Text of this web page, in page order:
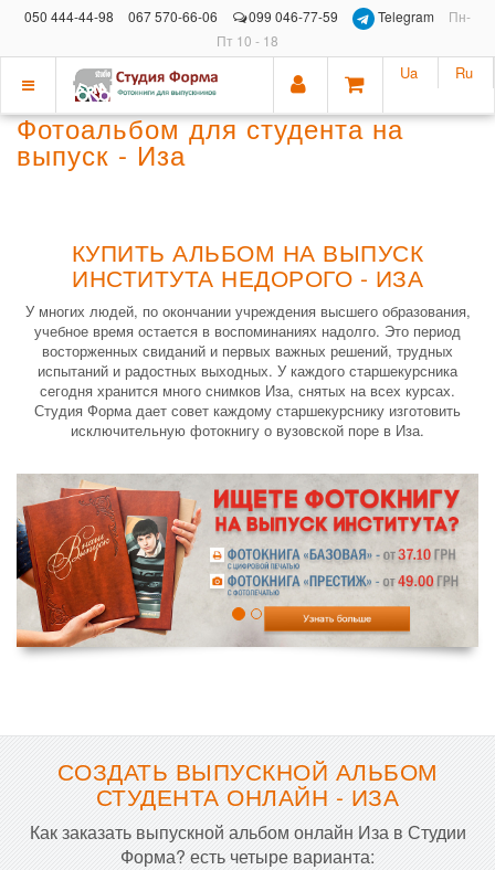
050 444-44-98 067 570-66-06 099 046-77-59 Telegram
Пн-
Пт 10 - 18
Показать
меню
Ua Ru
Фотоальбом для студента на
выпуск - Иза
КУПИТЬ АЛЬБОМ НА ВЫПУСК
ИНСТИТУТА НЕДОРОГО - ИЗА
У многих людей, по окончании учреждения высшего образования,
учебное время остается в воспоминаниях надолго. Это период
восторженных свиданий и первых важных решений, трудных
испытаний и радостных выходных. У каждого старшекурсника
сегодня хранится много снимков Иза, снятых на всех курсах.
Студия Форма дает совет каждому старшекурснику изготовить
исключительную фотокнигу о вузовской поре в Иза.
СОЗДАТЬ ВЫПУСКНОЙ АЛЬБОМ
СТУДЕНТА ОНЛАЙН - ИЗА
Как заказать выпускной альбом онлайн Иза в Студии
Форма? есть четыре варианта: